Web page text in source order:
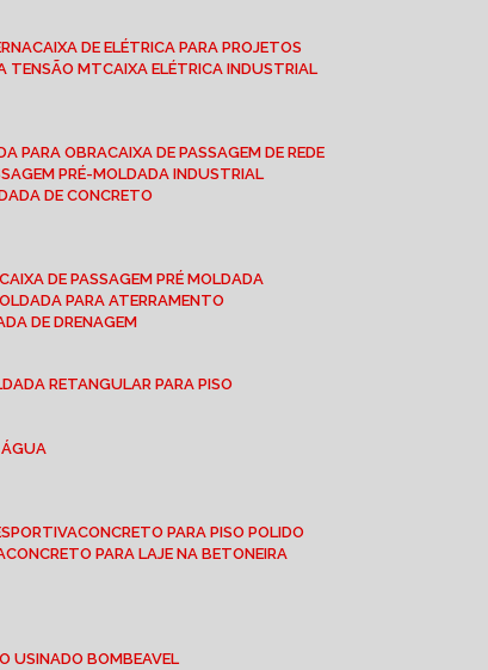
CAIXA DE ELÉTRICA PARA PROJETOS
TENSÃO MT CAIXA ELÉTRICA INDUSTRIAL
PARA OBRA CAIXA DE PASSAGEM DE REDE
PRÉ-MOLDADA INDUSTRIAL
DE CONCRETO
CAIXA DE PASSAGEM PRÉ MOLDADA
PARA ATERRAMENTO
DE DRENAGEM
RETANGULAR PARA PISO
ÁGUA
CONCRETO PARA PISO POLIDO
CONCRETO PARA LAJE NA BETONEIRA
USINADO BOMBEAVEL